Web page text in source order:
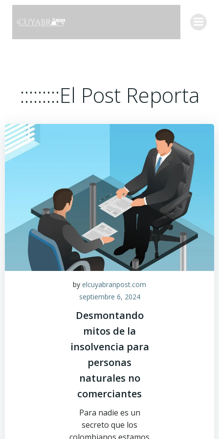
Saltar
:::::::::El Post Reporta
by elcuyabranpost.com
septiembre 6, 2024
Desmontando
mitos de la
insolvencia para
personas
naturales no
comerciantes
Para nadie es un
secreto que los